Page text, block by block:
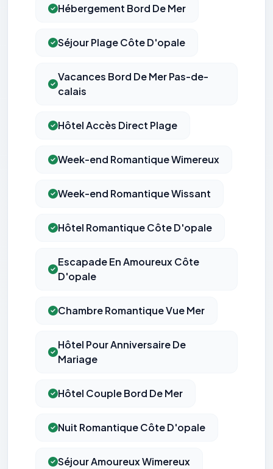
Hébergement Bord De Mer
Séjour Plage Côte D'opale
Vacances Bord De Mer Pas-de-
calais
Hôtel Accès Direct Plage
Week-end Romantique Wimereux
Week-end Romantique Wissant
Hôtel Romantique Côte D'opale
Escapade En Amoureux Côte
D'opale
Chambre Romantique Vue Mer
Hôtel Pour Anniversaire De
Mariage
Hôtel Couple Bord De Mer
Nuit Romantique Côte D'opale
Séjour Amoureux Wimereux